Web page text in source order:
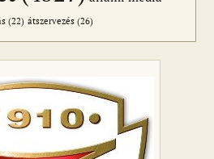
(22) átszervezés (26)